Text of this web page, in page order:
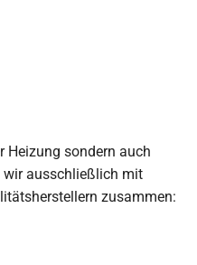
Heizung sondern auch
wir ausschließlich mit
zusammen: